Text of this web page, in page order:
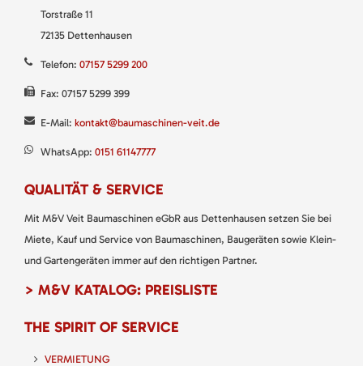
Torstraße 11
72135 Dettenhausen
Telefon: 07157 5299 200
Fax: 07157 5299 399
E-Mail: kontakt@baumaschinen-veit.de
WhatsApp: 0151 61147777
QUALITÄT & SERVICE
Mit M&V Veit Baumaschinen eGbR aus Dettenhausen setzen Sie bei
Miete, Kauf und Service von Baumaschinen, Baugeräten sowie Klein-
und Gartengeräten immer auf den richtigen Partner.
> M&V KATALOG: PREISLISTE
THE SPIRIT OF SERVICE
VERMIETUNG